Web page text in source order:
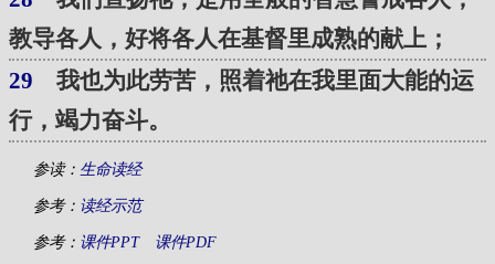
教导各人，好将各人在基督里成熟的献上；
29 我也为此劳苦，照着祂在我里面大能的运
行，竭力奋斗。
参读： 生命读经
参考： 读经示范
参考： 课件PPT 课件PDF